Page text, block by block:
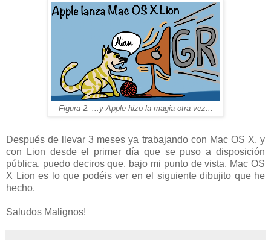
Figura 2: ...y Apple hizo la magia otra vez...
Después de llevar 3 meses ya trabajando con Mac OS X, y
con Lion desde el primer día que se puso a disposición
pública, puedo deciros que, bajo mi punto de vista, Mac OS
X Lion es lo que podéis ver en el siguiente dibujito que he
hecho.
Saludos Malignos!